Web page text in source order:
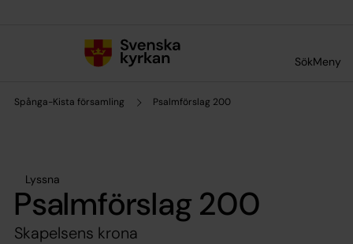
SökMeny
Spånga-Kista församling Psalmförslag 200
Lyssna
Psalmförslag 200
Skapelsens krona